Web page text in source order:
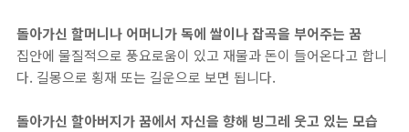
돌아가신 할머니나 어머니가 독에 쌀이나 잡곡을 부어주는 꿈
집안에 물질적으로 풍요로움이 있고 재물과 돈이 들어온다고 합니
다. 길몽으로 횡재 또는 길운으로 보면 됩니다.
돌아가신 할아버지가 꿈에서 자신을 향해 빙그레 웃고 있는 모습